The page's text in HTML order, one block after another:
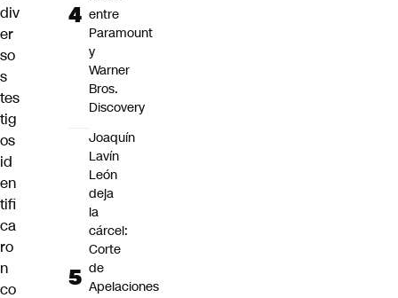
div
er
so
s
tes
tig
os
id
en
tifi
ca
ro
n
co
entre
Paramount
y
Warner
Bros.
Discovery
Joaquín
Lavín
León
deja
la
cárcel:
Corte
de
Apelaciones